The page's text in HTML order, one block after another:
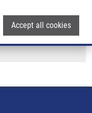
Accept all cookies
Cell Cycle.
ISSN: 1538-4101,